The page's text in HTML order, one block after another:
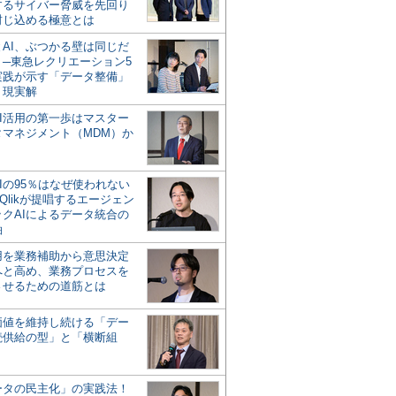
サイバー脅威を先回り
込める極意とは
、ぶつかる壁は同じだ
─東急レクリエーション5
が示す「データ整備」
現実解
用の第一歩はマスター
マネジメント（MDM）か
95％はなぜ使われない
が提唱するエージェン
クAIによるデータ統合の
業務補助から意思決定
高め、業務プロセスを
るための道筋とは
を維持し続ける「デー
給の型」と「横断組
の民主化」の実践法！